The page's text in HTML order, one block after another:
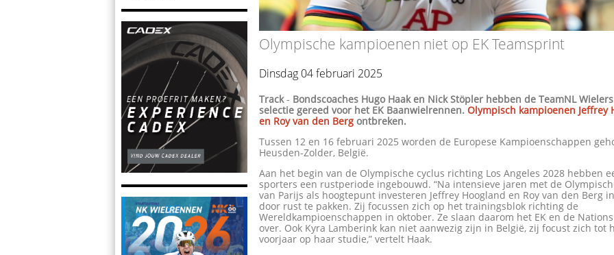
Olympische kampioenen niet op EK Teamsprint
Dinsdag 04 februari 2025
Track- Bondscoaches Hugo Haak en Nick Stöpler hebben de TeamNL
selectie gereed voor het EK Baanwielrennen.Olympisch kampioenen Jeffrey
en Roy van den Berg ontbreken.
Tussen 12 en 16 februari 2025 worden de Europese Kampioenschappen
Heusden-Zolder, België.
Aan het begin van de Olympische cyclus richting Los Angeles 2028 hebben
sporters een rustperiode ingebouwd. “Na intensieve jaren met de
van Parijs als hoogtepunt investeren Jeffrey Hoogland en Roy van den Berg
door rust te pakken. Zij focussen zich op het trainingsblok richting de
Wereldkampioenschappen in oktober. Ze slaan daarom het EK en de
over. Ook Kyra Lamberink kan niet aanwezig zijn in België, zij focust zich tot
voorjaar op haar studie,” vertelt Haak.